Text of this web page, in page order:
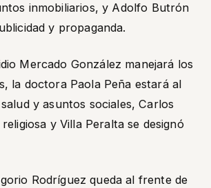
inmobiliarios, y Adolfo Butrón
y propaganda.
Mercado González manejará los
la doctora Paola Peña estará al
y asuntos sociales, Carlos
y Villa Peralta se designó
Rodríguez queda al frente de